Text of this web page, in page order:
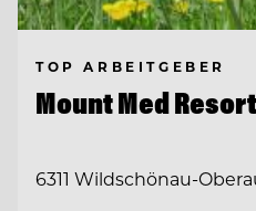
TOP ARBEITGEBER
Mount Med Resort
6311 Wildschönau-